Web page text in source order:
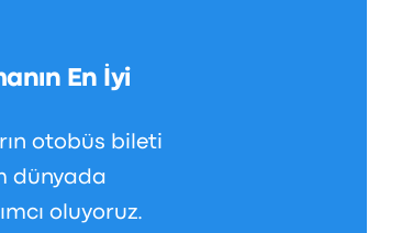
En İyi
otobüs bileti
dünyada
oluyoruz.